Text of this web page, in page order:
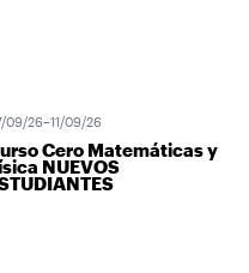
09/26–11/09/26
Cero Matemáticas y
NUEVOS